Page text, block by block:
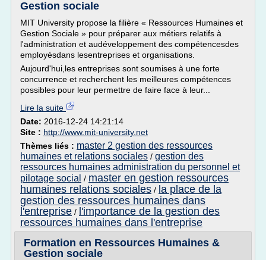
Gestion sociale
MIT University propose la filière « Ressources Humaines et
Gestion Sociale » pour préparer aux métiers relatifs à
l'administration et audéveloppement des compétencesdes
employésdans lesentreprises et organisations.
Aujourd'hui,les entreprises sont soumises à une forte
concurrence et recherchent les meilleures compétences
possibles pour leur permettre de faire face à leur...
Lire la suite
Date: 2016-12-24 14:21:14
Site : http://www.mit-university.net
Thèmes liés : master 2 gestion des ressources
humaines et relations sociales / gestion des
ressources humaines administration du personnel et
pilotage social / master en gestion ressources
humaines relations sociales / la place de la
gestion des ressources humaines dans
l'entreprise / l'importance de la gestion des
ressources humaines dans l'entreprise
Formation en Ressources Humaines &
Gestion sociale